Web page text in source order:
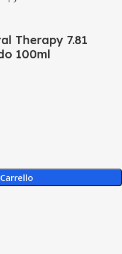
Therapy 7.81
100ml